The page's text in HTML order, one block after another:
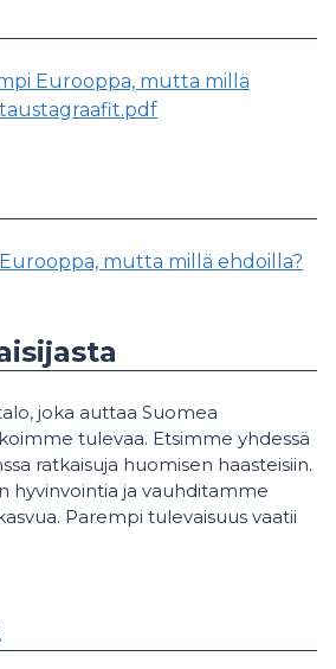
Eurooppa, mutta millä
mutta millä ehdoilla?
joka auttaa Suomea
tulevaa. Etsimme yhdessä
ratkaisuja huomisen haasteisiin.
hyvinvointia ja vauhditamme
Parempi tulevaisuus vaatii